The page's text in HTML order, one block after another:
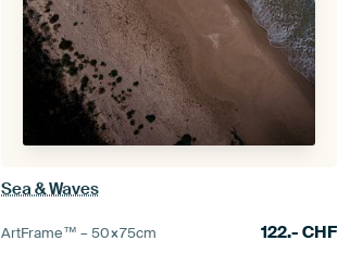
Sea & Waves
ArtFrame™ –50×75cm 122.-CHF